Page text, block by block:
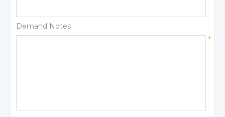
Demand Notes
*